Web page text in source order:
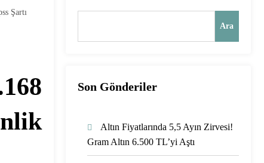
Şartı
Ara
Son Gönderiler
Altın Fiyatlarında 5,5 Ayın Zirvesi!
Gram Altın 6.500 TL’yi Aştı